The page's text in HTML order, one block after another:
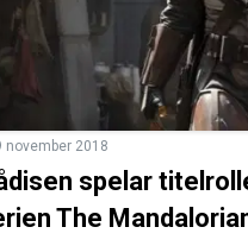
november 2018
spelar
The